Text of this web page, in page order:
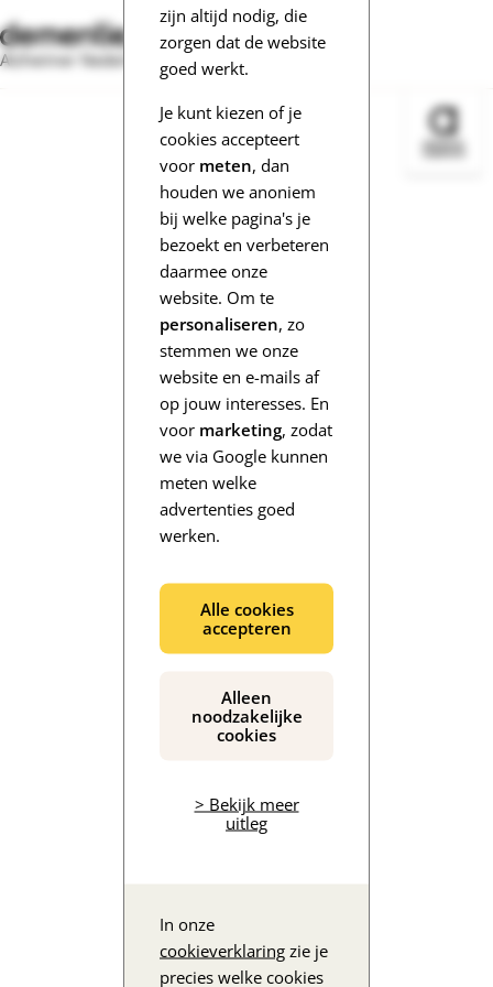
zijn altijd nodig, die
zorgen dat de website
goed werkt.
Je kunt kiezen of je
cookies accepteert
voor meten, dan
houden we anoniem
bij welke pagina's je
bezoekt en verbeteren
daarmee onze
website. Om te
personaliseren, zo
stemmen we onze
website en e-mails af
op jouw interesses. En
voor marketing, zodat
we via Google kunnen
meten welke
advertenties goed
werken.
Alle cookies
accepteren
Alleen
noodzakelijke
cookies
> Bekijk meer
uitleg
In onze
cookieverklaring zie je
precies welke cookies
Alzheimer Nederland
De inhoud wordt geladen...